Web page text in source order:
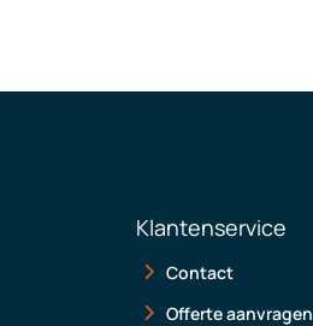
Klantenservice
Contact
Offerte aanvragen